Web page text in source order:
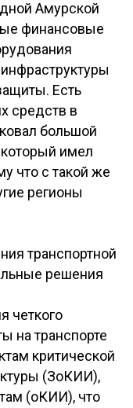
Амурской
финансовые
Есть
средств в
большой
который имел
что с такой же
регионы
транспортной
решения
четкого
на транспорте
критической
(ЗоКИИ),
(оКИИ), что